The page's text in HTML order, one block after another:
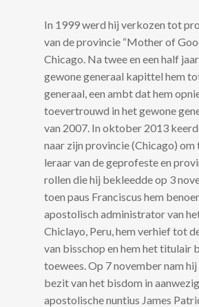
In 1999 werd hij verkozen tot
van de provincie “Mother of
Chicago. Na twee en een half
gewone generaal kapittel hem
generaal, een ambt dat hem
toevertrouwd in het gewone
van 2007. In oktober 2013
naar zijn provincie (Chicago) om
leraar van de geprofeste en
rollen die hij bekleedde op 3
toen paus Franciscus hem
apostolisch administrator van
Chiclayo, Peru, hem verhief tot
van bisschop en hem het titulair
toewees. Op 7 november nam
bezit van het bisdom in
apostolische nuntius James